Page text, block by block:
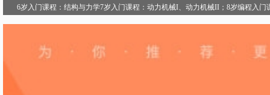
6岁入门课程：结构与力学7岁入门课程：动力机械I、动力机械II；8岁编程入门